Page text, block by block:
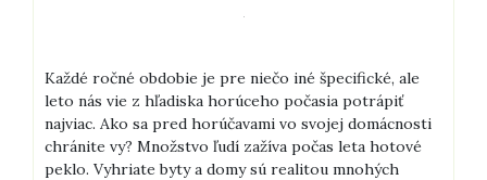
Každé ročné obdobie je pre niečo iné špecifické, ale
leto nás vie z hľadiska horúceho počasia potrápiť
najviac. Ako sa pred horúčavami vo svojej domácnosti
chránite vy? Množstvo ľudí zažíva počas leta hotové
peklo. Vyhriate byty a domy sú realitou mnohých